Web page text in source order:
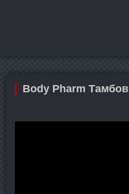
Body Pharm Тамбов